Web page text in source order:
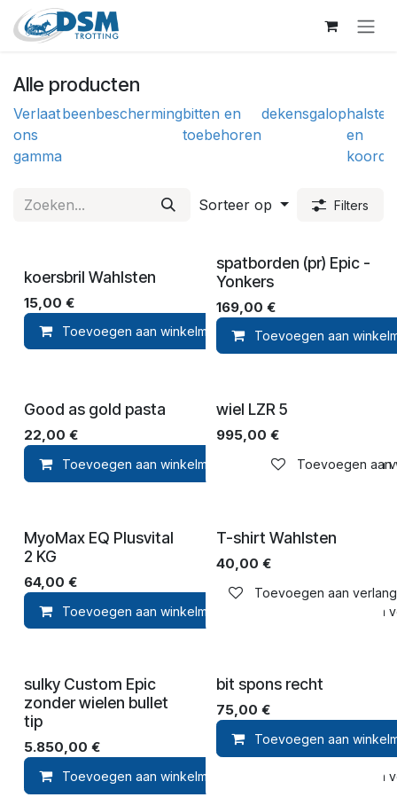
Overslaan naar inhoud
Alle producten
Verlaat
ons
gamma
beenbeschermingbitten en
toebehoren
dekensgalop
en
Sorteer op Filters
koersbril Wahlsten
15,00 €
Toevoegen aan winkelmandje Toevoegen aan
spatborden (pr) Epic -
Yonkers
169,00 €
Toevoegen aan
Good as gold pasta
22,00 €
Toevoegen aan winkelmandje Toevoegen aan
wiel LZR 5
995,00 €
Toevoegen aan
MyoMax EQ Plusvital
2 KG
64,00 €
Toevoegen aan winkelmandje Toevoegen aan
T-shirt Wahlsten
40,00 €
Toevoegen aan
sulky Custom Epic
zonder wielen bullet
tip
5.850,00 €
Toevoegen aan winkelmandje Toevoegen aan
bit spons recht
75,00 €
Toevoegen aan